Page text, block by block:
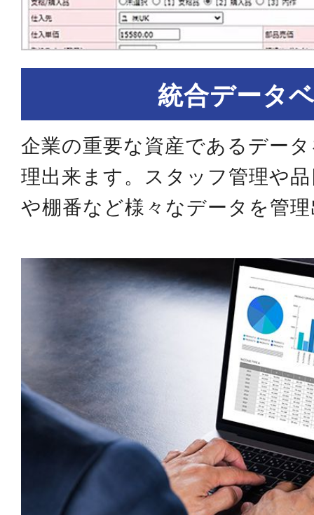
統合データ
企業の重要な資産であるデー
理出来ます。スタッフ管理や
や棚番など様々なデータを管